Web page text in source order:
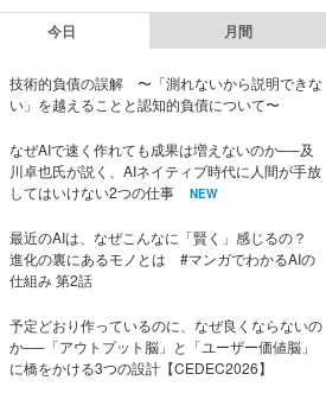
今日 月間
技術的負債の誤解 〜「測れないから説明できな
い」を越えることと認知的負債について〜
なぜAIで速く作れても成果は増えないのか──及
川卓也氏が説く、AIネイティブ時代に人間が手放
してはいけない2つの仕事
NEW
最近のAIは、なぜこんなに「賢く」感じるの？
進化の裏にあるモノとは #マンガでわかるAIの
仕組み 第2話
予定どおり作っているのに、なぜ良くならないの
か──「アウトプット脳」と「ユーザー価値脳」
に橋をかける3つの設計【CEDEC2026】